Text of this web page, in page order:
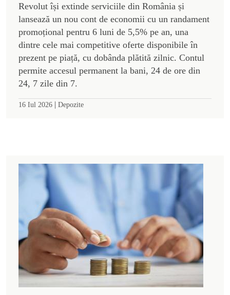
Revolut își extinde serviciile din România și
lansează un nou cont de economii cu un randament
promoțional pentru 6 luni de 5,5% pe an, una
dintre cele mai competitive oferte disponibile în
prezent pe piață, cu dobânda plătită zilnic. Contul
permite accesul permanent la bani, 24 de ore din
24, 7 zile din 7.
16 Iul 2026 | Depozite